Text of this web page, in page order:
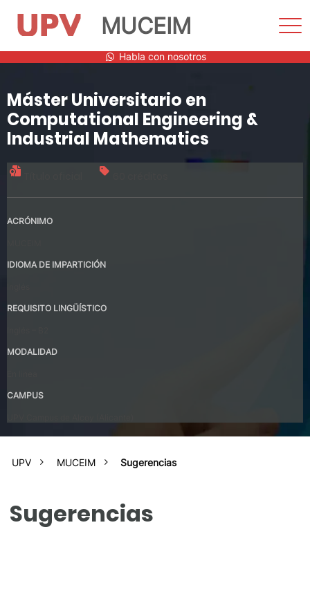
MUCEIM
Habla con nosotros
Máster Universitario en
Computational Engineering &
Industrial Mathematics
ACRÓNIMO
IDIOMA DE IMPARTICIÓN
REQUISITO LINGÜÍSTICO
MODALIDAD
CAMPUS
UPV MUCEIM Sugerencias
Sugerencias